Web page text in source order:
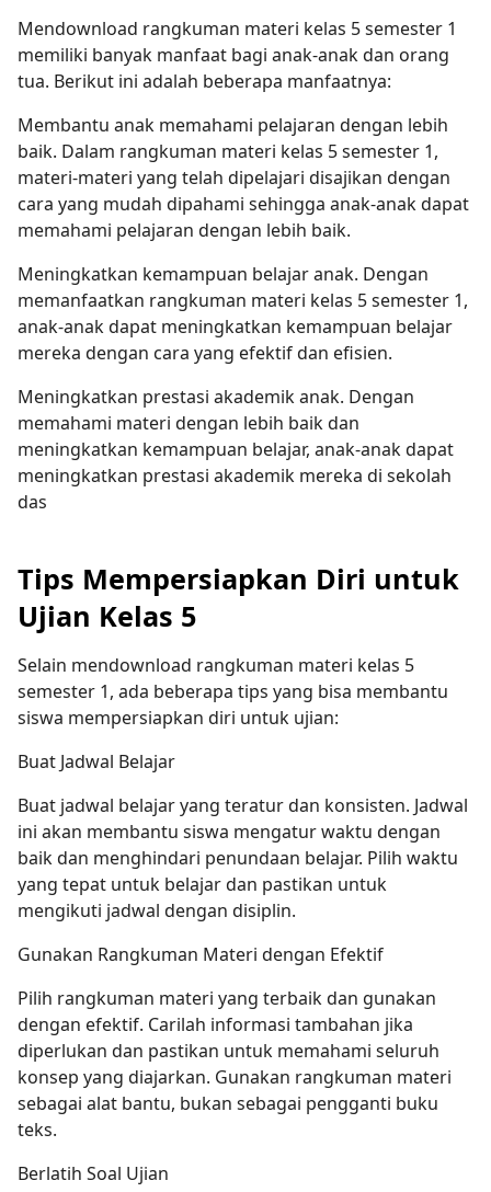
Mendownload rangkuman materi kelas 5 semester 1
memiliki banyak manfaat bagi anak-anak dan orang
tua. Berikut ini adalah beberapa manfaatnya:
Membantu anak memahami pelajaran dengan lebih
baik. Dalam rangkuman materi kelas 5 semester 1,
materi-materi yang telah dipelajari disajikan dengan
cara yang mudah dipahami sehingga anak-anak dapat
memahami pelajaran dengan lebih baik.
Meningkatkan kemampuan belajar anak. Dengan
memanfaatkan rangkuman materi kelas 5 semester 1,
anak-anak dapat meningkatkan kemampuan belajar
mereka dengan cara yang efektif dan efisien.
Meningkatkan prestasi akademik anak. Dengan
memahami materi dengan lebih baik dan
meningkatkan kemampuan belajar, anak-anak dapat
meningkatkan prestasi akademik mereka di sekolah
das
Tips Mempersiapkan Diri untuk
Ujian Kelas 5
Selain mendownload rangkuman materi kelas 5
semester 1, ada beberapa tips yang bisa membantu
siswa mempersiapkan diri untuk ujian:
Buat Jadwal Belajar
Buat jadwal belajar yang teratur dan konsisten. Jadwal
ini akan membantu siswa mengatur waktu dengan
baik dan menghindari penundaan belajar. Pilih waktu
yang tepat untuk belajar dan pastikan untuk
mengikuti jadwal dengan disiplin.
Gunakan Rangkuman Materi dengan Efektif
Pilih rangkuman materi yang terbaik dan gunakan
dengan efektif. Carilah informasi tambahan jika
diperlukan dan pastikan untuk memahami seluruh
konsep yang diajarkan. Gunakan rangkuman materi
sebagai alat bantu, bukan sebagai pengganti buku
teks.
Berlatih Soal Ujian